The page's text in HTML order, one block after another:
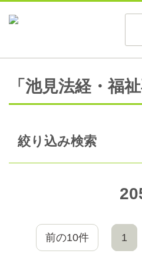
「池見法経・福
絞り込み検索
前の10件 1